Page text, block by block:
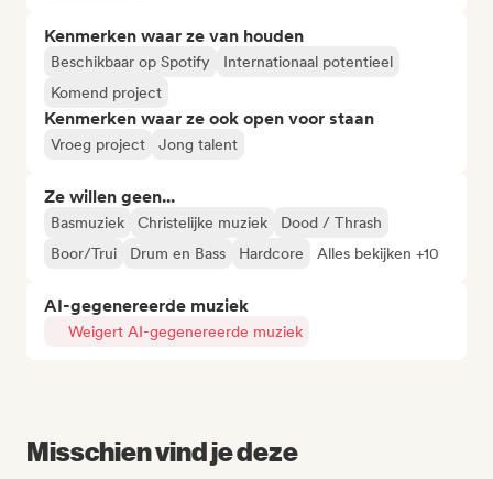
Kenmerken waar ze van houden
Beschikbaar op Spotify
Internationaal potentieel
Komend project
Kenmerken waar ze ook open voor staan
Vroeg project Jong talent
Ze willen geen...
Basmuziek Christelijke muziek
Dood / Thrash
Boor/Trui
Drum en Bass Hardcore Alles bekijken +10
AI-gegenereerde muziek
Weigert AI-gegenereerde muziek
Misschien vind je deze